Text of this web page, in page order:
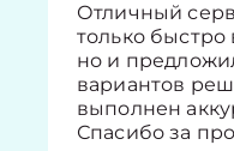
Отличный
только
но и
вариантов
выполнен
Спасибо за